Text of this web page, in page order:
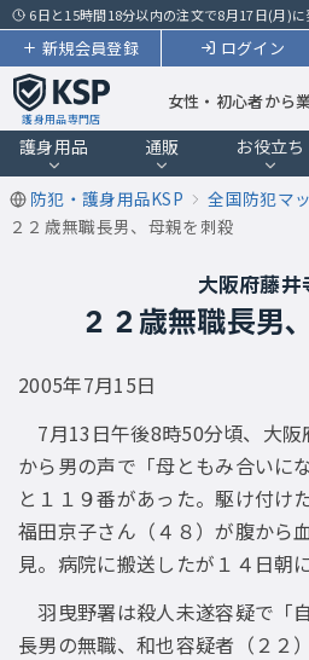
6日と15時間18分以内の注文で8月17日(月)
ログイン
新規会員登録
護身用品専門店
女性・初心者から
護身用品 通販 お役立ち
防犯・護身用品KSP 全国防犯マ
２２歳無職長男、母親を刺殺
大阪府藤井
２２歳無職長男
2005年7月15日
7月13日午後8時50分頃、大阪
から男の声で「母ともみ合いに
と１１９番があった。駆け付け
福田京子さん（４８）が腹から
見。病院に搬送したが１４日朝
羽曳野署は殺人未遂容疑で「
長男の無職、和也容疑者（２２